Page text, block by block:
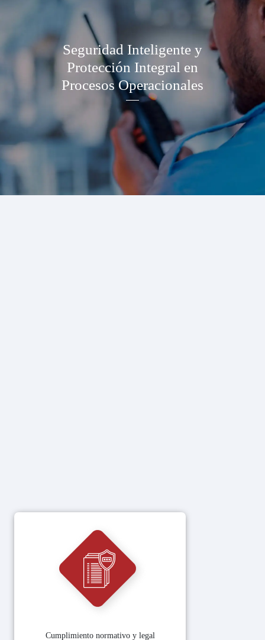
Seguridad Inteligente y
Protección Integral en
Procesos Operacionales
Cumplimiento normativo y legal​